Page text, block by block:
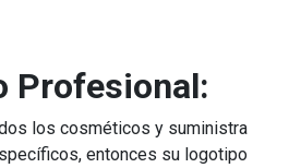
Profesional:
los cosméticos y suministra
entonces su logotipo